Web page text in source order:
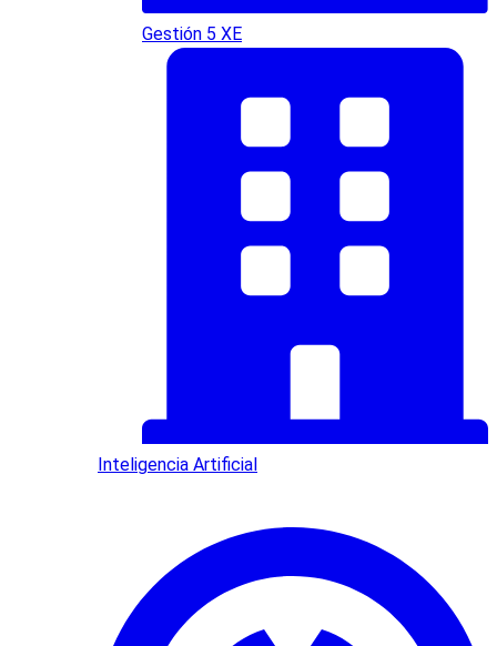
Gestión 5 XE
Inteligencia Artificial